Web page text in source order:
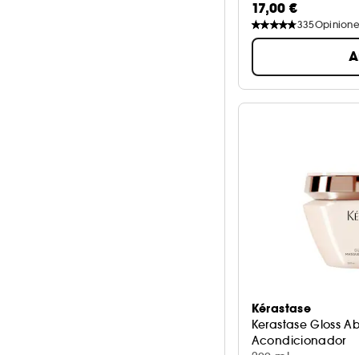
17,00 €
335
Kérastase
Kerastase Gloss
Acondicionador